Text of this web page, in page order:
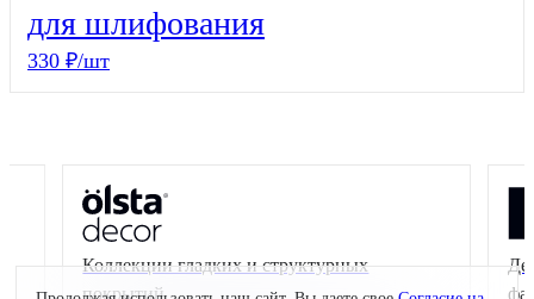
для шлифования
330 ₽/шт
Коллекции гладких и структурных
покрытий